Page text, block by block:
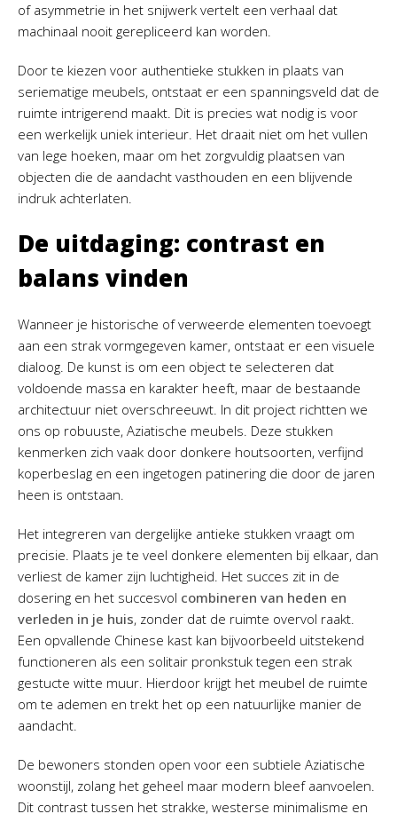
of asymmetrie in het snijwerk vertelt een verhaal dat
machinaal nooit gerepliceerd kan worden.
Door te kiezen voor authentieke stukken in plaats van
seriematige meubels, ontstaat er een spanningsveld dat de
ruimte intrigerend maakt. Dit is precies wat nodig is voor
een werkelijk uniek interieur. Het draait niet om het vullen
van lege hoeken, maar om het zorgvuldig plaatsen van
objecten die de aandacht vasthouden en een blijvende
indruk achterlaten.
De uitdaging: contrast en
balans vinden
Wanneer je historische of verweerde elementen toevoegt
aan een strak vormgegeven kamer, ontstaat er een visuele
dialoog. De kunst is om een object te selecteren dat
voldoende massa en karakter heeft, maar de bestaande
architectuur niet overschreeuwt. In dit project richtten we
ons op robuuste, Aziatische meubels. Deze stukken
kenmerken zich vaak door donkere houtsoorten, verfijnd
koperbeslag en een ingetogen patinering die door de jaren
heen is ontstaan.
Het integreren van dergelijke antieke stukken vraagt om
precisie. Plaats je te veel donkere elementen bij elkaar, dan
verliest de kamer zijn luchtigheid. Het succes zit in de
dosering en het succesvol combineren van heden en
verleden in je huis, zonder dat de ruimte overvol raakt.
Een opvallende Chinese kast kan bijvoorbeeld uitstekend
functioneren als een solitair pronkstuk tegen een strak
gestucte witte muur. Hierdoor krijgt het meubel de ruimte
om te ademen en trekt het op een natuurlijke manier de
aandacht.
De bewoners stonden open voor een subtiele Aziatische
woonstijl, zolang het geheel maar modern bleef aanvoelen.
Dit contrast tussen het strakke, westerse minimalisme en